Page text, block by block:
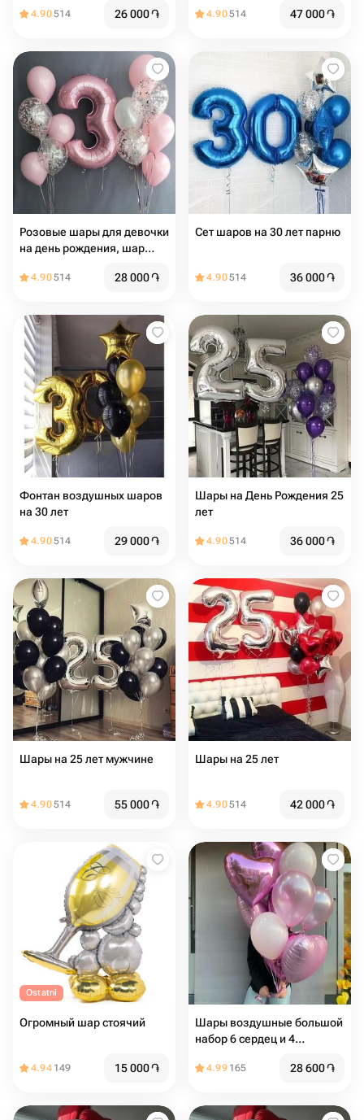
4.90514 26 000֏
любые) 21шт
4.90514 47 000֏
Розовые шары для девочки
на день рождения, шар
4.90514 28 000֏
Сет шаров на 30 лет парню
4.90514 36 000֏
Фонтан воздушных шаров
на 30 лет
4.90514 29 000֏
Шары на День Рождения 25
лет
4.90514 36 000֏
Шары на 25 лет мужчине
4.90514 55 000֏
Шары на 25 лет
4.90514 42 000֏
Ostatni
Огромный шар стоячий
4.94 149 15 000֏
Шары воздушные большой
набор 6 сердец и 4
4.99 165 28 600֏